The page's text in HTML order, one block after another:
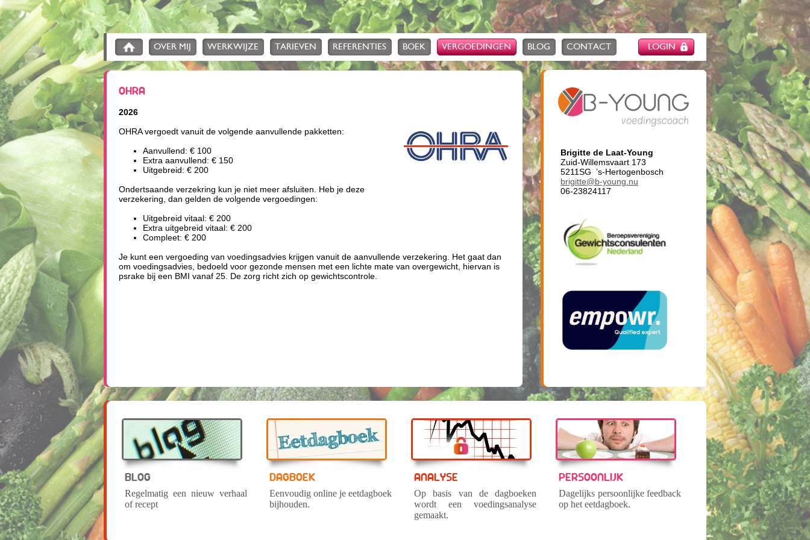
OVER MIJ WERKWIJZE TARIEVEN REFERENTIES BOEK VERGOEDINGEN BLOG CONTACT LOGIN
OHRA
2026
OHRA vergoedt vanuit de volgende aanvullende pakketten:
Aanvullend: € 100
Extra aanvullend: € 150
Uitgebreid: € 200
Ondertsaande verzekring kun je niet meer afsluiten. Heb je deze
verzekering, dan gelden de volgende vergoedingen:
Uitgebreid vitaal: € 200
Extra uitgebreid vitaal: € 200
Compleet: € 200
Je kunt een vergoeding van voedingsadvies krijgen vanuit de aanvullende verzekering. Het gaat dan
om voedingsadvies, bedoeld voor gezonde mensen met een lichte mate van overgewicht, hiervan is
psrake bij een BMI vanaf 25. De zorg richt zich op gewichtscontrole.
Brigitte de Laat-Young
Zuid-Willemsvaart 173
5211SG ’s-Hertogenbosch
brigitte@b-young.nu
06-23824117
BLOG
Regelmatig een nieuw verhaal
of recept
DAGBOEK
Eenvoudig online je eetdagboek
bijhouden.
ANALYSE
Op basis van de dagboeken
wordt een voedingsanalyse
gemaakt.
PERSOONLIJK
Dagelijks persoonlijke feedback
op het eetdagboek.